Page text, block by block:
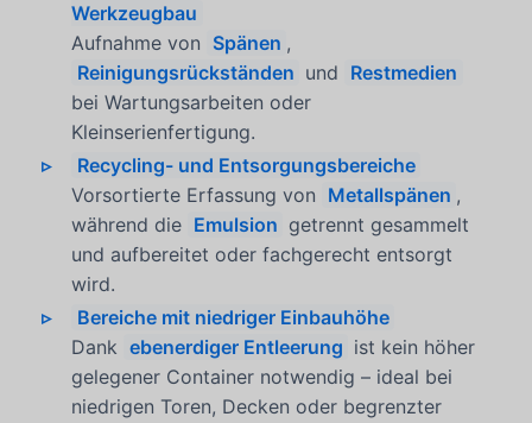
Werkzeugbau
Aufnahme von Spänen ,
Reinigungsrückständen und Restmedien
bei Wartungsarbeiten oder
Kleinserienfertigung.
Recycling- und Entsorgungsbereiche
Vorsortierte Erfassung von Metallspänen ,
während die Emulsion getrennt gesammelt
und aufbereitet oder fachgerecht entsorgt
wird.
Bereiche mit niedriger Einbauhöhe
Dank ebenerdiger Entleerung ist kein höher
gelegener Container notwendig – ideal bei
niedrigen Toren, Decken oder begrenzter